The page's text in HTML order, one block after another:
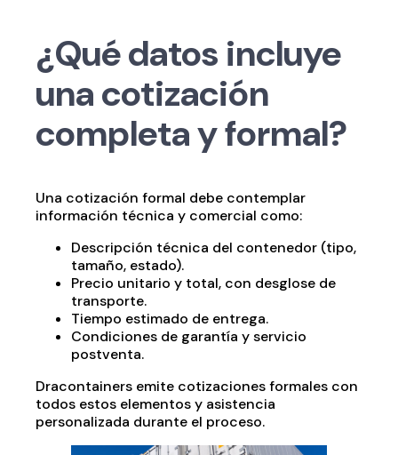
¿Qué datos incluye
una cotización
completa y formal?
Una cotización formal debe contemplar
información técnica y comercial como:
Descripción técnica del contenedor (tipo,
tamaño, estado).
Precio unitario y total, con desglose de
transporte.
Tiempo estimado de entrega.
Condiciones de garantía y servicio
postventa.
Dracontainers emite cotizaciones formales con
todos estos elementos y asistencia
personalizada durante el proceso.